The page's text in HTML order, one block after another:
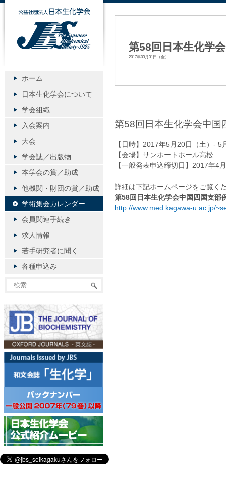
第58回日本生化学
2017年03月31日（金）
第58回日本生化学会中国
【日時】2017年5月20日（土）- 5
【会場】サンポートホール高松
【一般発表申込締切日】2017年4
詳細は下記ホームページをご覧く
第58回日本生化学会中国四国支部
http://www.med.kagawa-u.ac.jp/
公益社団法人日本生化学会
ホーム
日本生化学会について
学会組織
入会案内
大会
学会誌／出版物
本学会の賞／助成
他機関・財団の賞／助成
学術集会カレンダー
会員関連手続き
求人情報
若手研究者に聞く
各種申込み